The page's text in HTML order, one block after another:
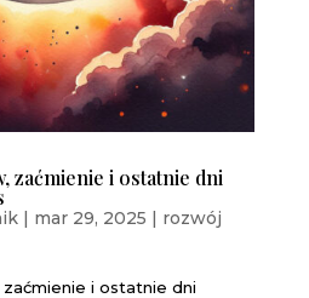
zaćmienie i ostatnie dni
| mar 29, 2025 | rozwój
i ostatnie dni